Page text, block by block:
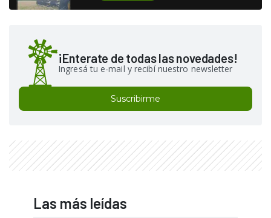
¡Enterate de todas las novedades!
Ingresá tu e-mail y recibí nuestro newsletter
Suscribirme
Las más leídas